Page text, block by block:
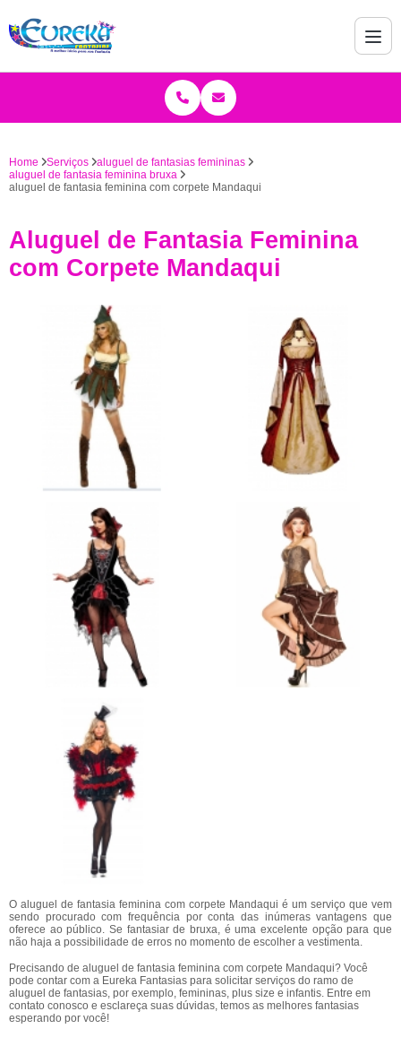
Home Serviços
aluguel de fantasias femininas
aluguel de fantasia feminina bruxa
aluguel de fantasia feminina com corpete Mandaqui
Aluguel de Fantasia Feminina
com Corpete Mandaqui
O aluguel de fantasia feminina com corpete Mandaqui é um serviço que vem
sendo procurado com frequência por conta das inúmeras vantagens que
oferece ao público. Se fantasiar de bruxa, é uma excelente opção para que
não haja a possibilidade de erros no momento de escolher a vestimenta.
Precisando de aluguel de fantasia feminina com corpete Mandaqui? Você
pode contar com a Eureka Fantasias para solicitar serviços do ramo de
aluguel de fantasias, por exemplo, femininas, plus size e infantis. Entre em
contato conosco e esclareça suas dúvidas, temos as melhores fantasias
esperando por você!